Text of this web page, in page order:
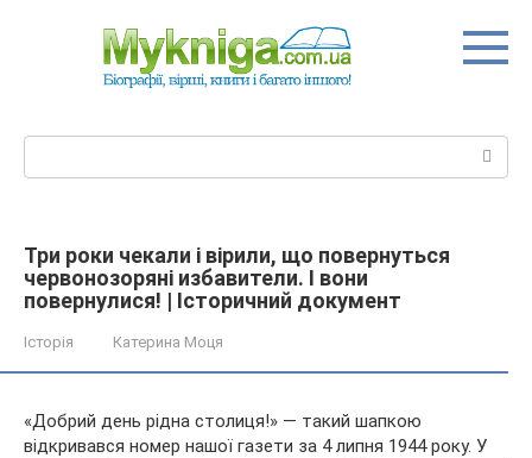
Три роки чекали і вірили, що повернуться
червонозоряні избавители. І вони
повернулися! | Історичний документ
Історія Катерина Моця
«Добрий день рідна столиця!» — такий шапкою
відкривався номер нашої газети за 4 липня 1944 року. У